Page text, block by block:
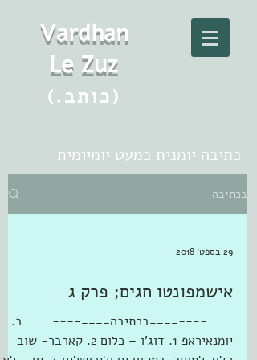
Vardhan
Le Zuz
(.כותב)
כתיבה יומנית כמעט יומיומית
בכתיבה
29 בספט׳ 2018
אישמפונטו חגים; פרק ג
____----====בכתיבה====----____ ב.
יומנאיראפ 1. דוג'ו – כלום 2. קארבר- שוב